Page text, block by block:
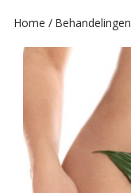
Home / Behandelingen